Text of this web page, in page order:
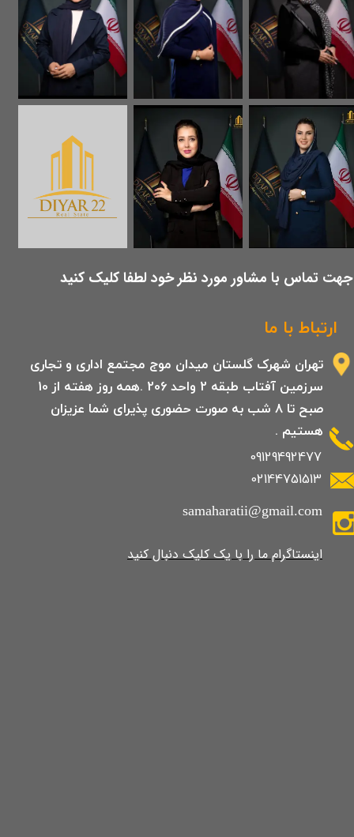
ارتباط با ما
09129492477
02144751513
تهران شهرک گلستان میدان موج مجتمع اداری و تجاری
سرزمین آفتاب طبقه 2 واحد 206 .همه روز هفته از 10
صبح تا 8 شب به صورت حضوری پذیرای شما عزیزان
هستیم .
samaharatii@gmail.com
​​​​​​​​​اینستاگرام ما را با یک کلیک دنبال کنید
​جهت تماس با مشاور مورد نظر خود لطفا کلیک کنید